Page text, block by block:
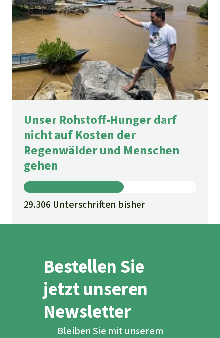
Unser Rohstoff-Hunger darf
nicht auf Kosten der
Regenwälder und Menschen
gehen
29.306 Unterschriften bisher
Bestellen Sie
jetzt unseren
Newsletter
Bleiben Sie mit unserem